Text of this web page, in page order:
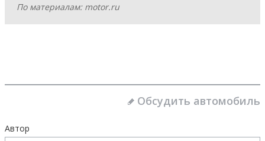
По материалам: motor.ru
Обсудить автомобиль
Автор